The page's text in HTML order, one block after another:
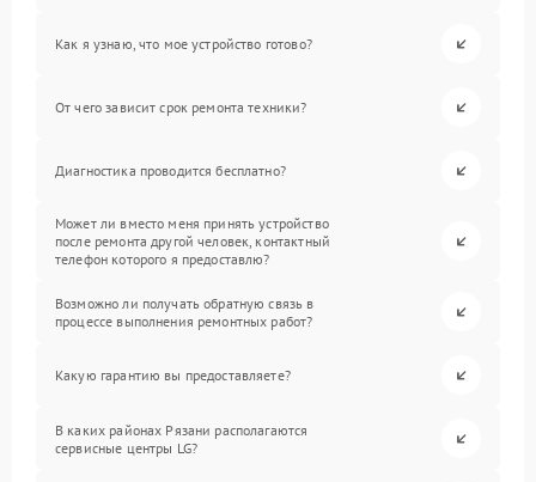
Как я узнаю, что мое устройство готово?
От чего зависит срок ремонта техники?
Диагностика проводится бесплатно?
Может ли вместо меня принять устройство
после ремонта другой человек, контактный
телефон которого я предоставлю?
Возможно ли получать обратную связь в
процессе выполнения ремонтных работ?
Какую гарантию вы предоставляете?
В каких районах Рязани располагаются
сервисные центры LG?